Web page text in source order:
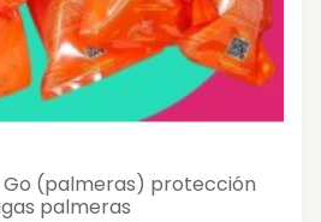
Go (palmeras) protección
palmeras